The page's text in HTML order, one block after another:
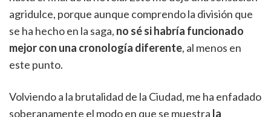
agridulce, porque aunque comprendo la división que
se ha hecho en la saga, no sé si habría funcionado
mejor con una cronología diferente, al menos en
este punto.
Volviendo a la brutalidad de la Ciudad, me ha enfadado
soberanamente el modo en que se muestra la